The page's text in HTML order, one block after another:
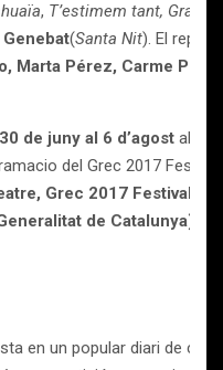
, T’estimem tant, Grace
(Santa Nit). El
Marta Pérez, Carme Pla,
de juny al 6 d’agost al
del Grec 2017
Grec 2017 Festival de
de Catalunya).
en un popular diari de